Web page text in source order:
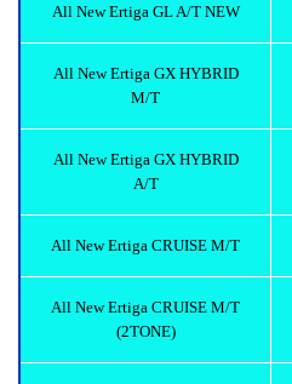
All New Ertiga GL A/T NEW
All New Ertiga GX HYBRID
M/T
All New Ertiga GX HYBRID
A/T
All New Ertiga CRUISE M/T
All New Ertiga CRUISE M/T
(2TONE)